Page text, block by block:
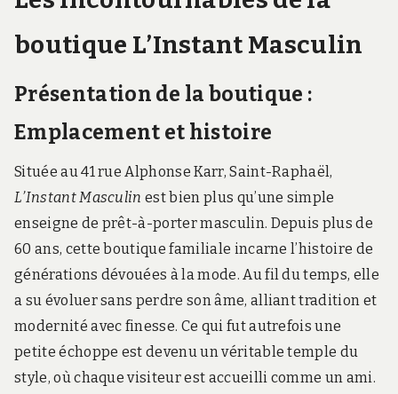
boutique L’Instant Masculin
Présentation de la boutique :
Emplacement et histoire
Située au 41 rue Alphonse Karr, Saint-Raphaël,
L’Instant Masculin est bien plus qu’une simple
enseigne de prêt-à-porter masculin. Depuis plus de
60 ans, cette boutique familiale incarne l’histoire de
générations dévouées à la mode. Au fil du temps, elle
a su évoluer sans perdre son âme, alliant tradition et
modernité avec finesse. Ce qui fut autrefois une
petite échoppe est devenu un véritable temple du
style, où chaque visiteur est accueilli comme un ami.